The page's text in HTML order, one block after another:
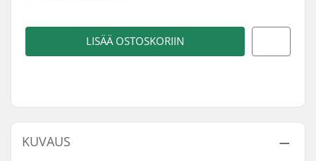
LISÄÄ OSTOSKORIIN
KUVAUS